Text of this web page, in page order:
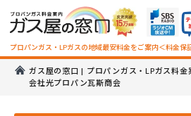
プロパンガス・LPガスの地域最安料金をご案内＜料金保
ガス屋の窓口 | プロパンガス・LPガス料金
会社光プロパン瓦斯商会